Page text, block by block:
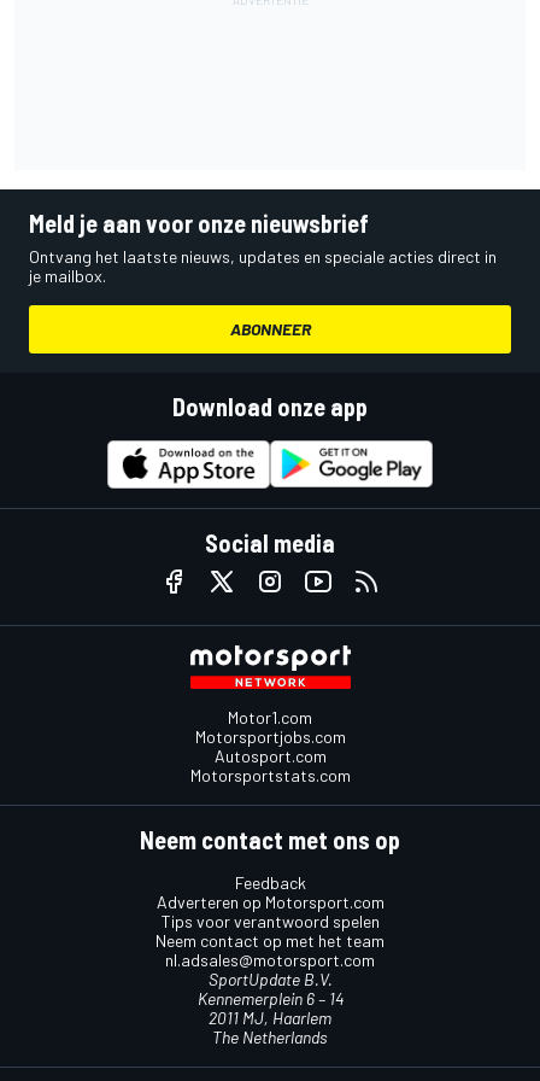
Meld je aan voor onze nieuwsbrief
Ontvang het laatste nieuws, updates en speciale acties direct in
je mailbox.
ABONNEER
Download onze app
Social media
Motor1.com
Motorsportjobs.com
Autosport.com
Motorsportstats.com
Neem contact met ons op
Feedback
Adverteren op Motorsport.com
Tips voor verantwoord spelen
Neem contact op met het team
nl.adsales@motorsport.com
SportUpdate B.V.
Kennemerplein 6 – 14
2011 MJ, Haarlem
The Netherlands